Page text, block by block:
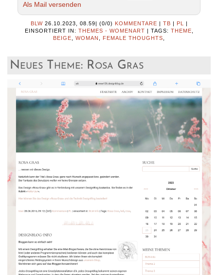
Als Mail versenden
BLW 26.10.2023, 08.59| (0/0) KOMMENTARE | TB | PL
|
EINSORTIERT IN: THEMES - WOMENART | TAGS: THEME
BEIGE
WOMAN FEMALE THOUGHTS
Neues Theme: Rosa Gras